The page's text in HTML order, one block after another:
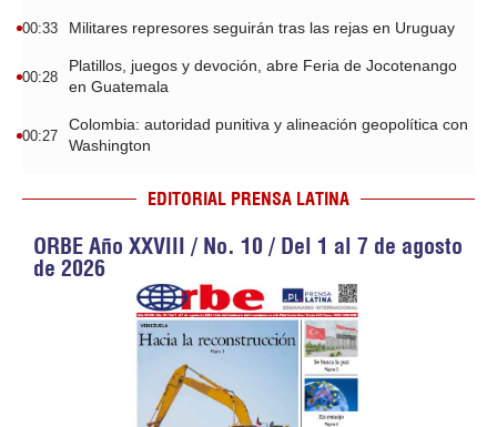
00:33 Militares represores seguirán tras las rejas en Uruguay
00:28
Platillos, juegos y devoción, abre Feria de Jocotenango
en Guatemala
00:27
Colombia: autoridad punitiva y alineación geopolítica con
Washington
EDITORIAL PRENSA LATINA
ORBE Año XXVIII / No. 10 / Del 1 al 7 de agosto
de 2026